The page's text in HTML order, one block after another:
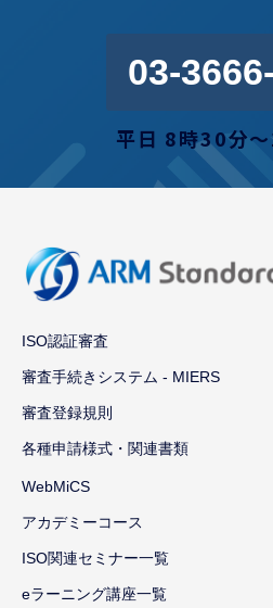
03-
平日 8時30分
ISO認証審査
審査手続きシステム - MIERS
審査登録規則
各種申請様式・関連書類
WebMiCS
アカデミーコース
ISO関連セミナー一覧
eラーニング講座一覧